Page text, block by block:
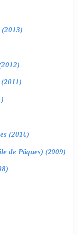
(2010)
de Pâques) (2009)